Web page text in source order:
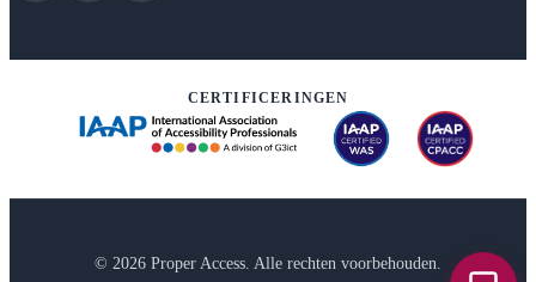
CERTIFICERINGEN
© 2026 Proper Access. Alle rechten voorbehouden.